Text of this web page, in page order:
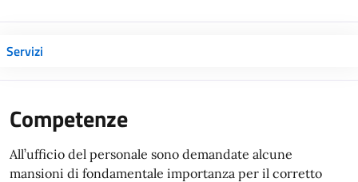
Servizi
Competenze
All’ufficio del personale sono demandate alcune
mansioni di fondamentale importanza per il corretto